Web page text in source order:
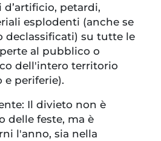
petardi,
esplodenti (anche se
declassificati) su tutte le
al pubblico o
dell'intero territorio
periferie).
Il divieto non è
delle feste, ma è
l'anno, sia nella